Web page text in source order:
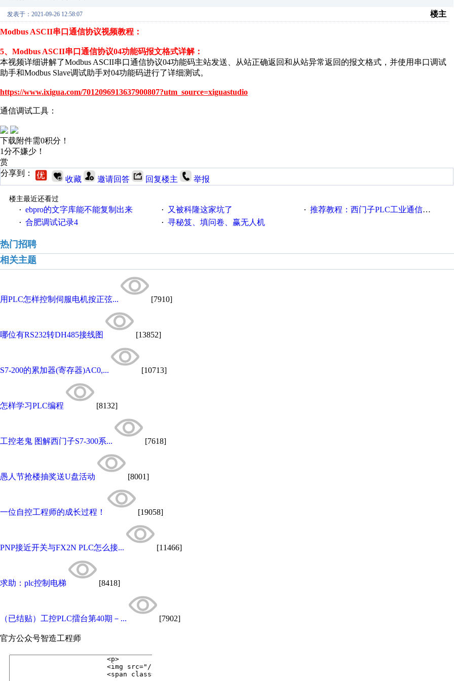
发表于：2021-09-26 12:58:07 楼主
Modbus ASCII串口通信协议视频教程：
5、Modbus ASCII串口通信协议04功能码报文格式详解：
本视频详细讲解了Modbus ASCII串口通信协议04功能码主站发送、从站正确返回和从站异常返回的报文格式，并使用串口调试
助手和Modbus Slave调试助手对04功能码进行了详细测试。
https://www.ixigua.com/7012096913637900807?utm_source=xiguastudio
通信调试工具：
下载附件需0积分！
1分不嫌少！
赏
分享到：
收藏 邀请回答 回复楼主 举报
楼主最近还看过
· ebpro的文字库能不能复制出来 · 又被科隆这家坑了 · 推荐教程：西门子PLC工业通信完全精通教程
· 合肥调试记录4 · 寻秘笈、填问卷、赢无人机
热门招聘
相关主题
用PLC怎样控制伺服电机按正弦... [7910]
哪位有RS232转DH485接线图 [13852]
S7-200的累加器(寄存器)AC0,... [10713]
怎样学习PLC编程 [8132]
工控老鬼 图解西门子S7-300系... [7618]
愚人节抢楼抽奖送U盘活动 [8001]
一位自控工程师的成长过程！ [19058]
PNP接近开关与FX2N PLC怎么接... [11466]
求助：plc控制电梯 [8418]
（已结贴）工控PLC擂台第40期－... [7902]
官方公众号智造工程师